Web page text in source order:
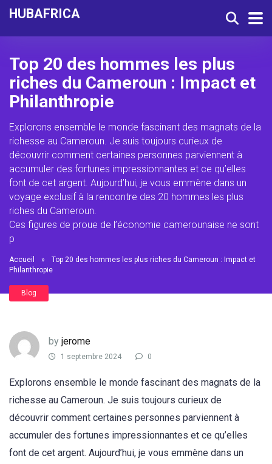
HUBAFRICA
Top 20 des hommes les plus
riches du Cameroun : Impact et
Philanthropie
Explorons ensemble le monde fascinant des magnats de la
richesse au Cameroun. Je suis toujours curieux de
découvrir comment certaines personnes parviennent à
accumuler des fortunes impressionnantes et ce qu’elles
font de cet argent. Aujourd’hui, je vous emmène dans un
voyage exclusif à la rencontre des 20 hommes les plus
riches du Cameroun.
Ces figures de proue de l’économie camerounaise ne sont
p
Accueil »
Top 20 des hommes les plus riches du Cameroun : Impact et
Philanthropie
Blog
by jerome
1 septembre 2024 0
Explorons ensemble le monde fascinant des magnats de la
richesse au Cameroun. Je suis toujours curieux de
découvrir comment certaines personnes parviennent à
accumuler des fortunes impressionnantes et ce qu’elles
font de cet argent. Aujourd’hui, je vous emmène dans un